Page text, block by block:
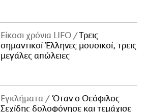
Είκοσι χρόνια LIFO
Tρεις
σημαντικοί Έλληνες μουσικοί, τρεις
μεγάλες απώλειες
Εγκλήματα
Όταν ο Θεόφιλος
Σεχίδης δολοφόνησε και τεμάχισε